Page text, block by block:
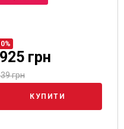
грн
грн
КУПИТИ